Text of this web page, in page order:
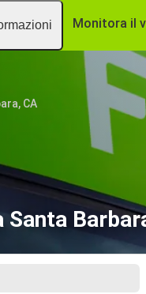
Monitora il
CA